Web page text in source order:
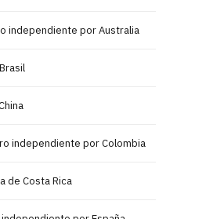
independiente por Australia
independiente por Colombia
de Costa Rica